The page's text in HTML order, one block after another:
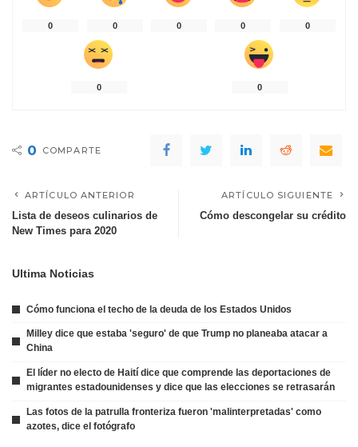
0 0 0 0 0
0 0
0 COMPARTE
ARTÍCULO ANTERIOR
Lista de deseos culinarios de
New Times para 2020
ARTÍCULO SIGUIENTE
Cómo descongelar su crédito
Ultima Noticias
Cómo funciona el techo de la deuda de los Estados Unidos
Milley dice que estaba 'seguro' de que Trump no planeaba atacar a
China
El líder no electo de Haití dice que comprende las deportaciones de
migrantes estadounidenses y dice que las elecciones se retrasarán
Las fotos de la patrulla fronteriza fueron 'malinterpretadas' como
azotes, dice el fotógrafo